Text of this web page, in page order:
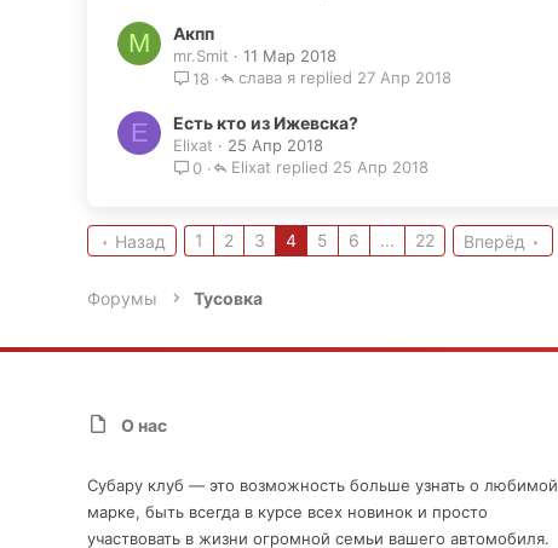
M Акпп
mr.Smit
11 Мар 2018
18
27 Апр 2018
слава я
E Есть кто из Ижевска?
Elixat
25 Апр 2018
0
25 Апр 2018
Elixat
Назад 1 2 3 4 5 6 ... 22 Вперёд
Форумы Тусовка
О нас
Субару клуб — это возможность больше узнать о любимой
марке, быть всегда в курсе всех новинок и просто
участвовать в жизни огромной семьи вашего автомобиля.